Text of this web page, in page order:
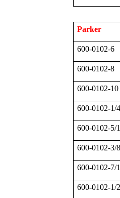
Parker
600-0102-6
600-0102-8
600-0102-10
600-0102-1/4
600-0102-5/
600-0102-3/8
600-0102-7/
600-0102-1/2